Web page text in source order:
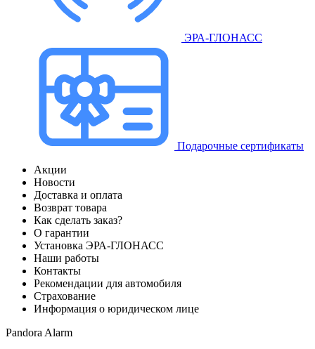
ЭРА-ГЛОНАСС
Подарочные сертификаты
Акции
Новости
Доставка и оплата
Возврат товара
Как сделать заказ?
О гарантии
Установка ЭРА-ГЛОНАСС
Наши работы
Контакты
Рекомендации для автомобиля
Страхование
Информация о юридическом лице
Pandora Alarm